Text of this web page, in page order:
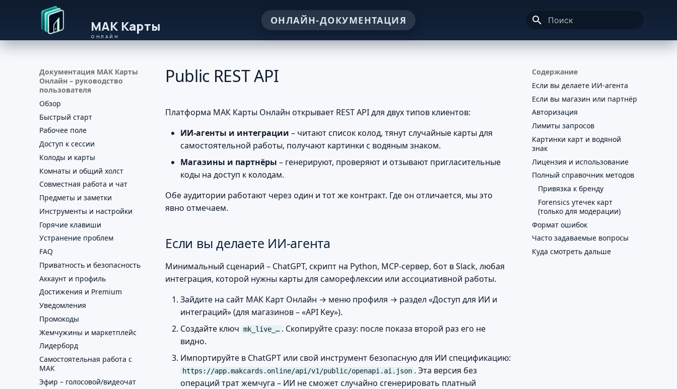
Инициализация поиска
Документация МАК Карты
Онлайн – руководство
пользователя
Обзор
Быстрый старт
Рабочее поле
Доступ к сессии
Колоды и карты
Комнаты и общий холст
Совместная работа и чат
Предметы и заметки
Инструменты и настройки
Горячие клавиши
Устранение проблем
FAQ
Приватность и безопасность
Аккаунт и профиль
Достижения и Premium
Уведомления
Промокоды
Жемчужины и маркетплейс
Лидерборд
Самостоятельная работа с
МАК
Эфир – голосовой/видеочат
Содержание
Если вы делаете ИИ-агента
Если вы магазин или партнёр
Авторизация
Лимиты запросов
Картинки карт и водяной
знак
Лицензия и использование
Полный справочник методов
Привязка к бренду
Forensics утечек карт
(только для модерации)
Формат ошибок
Часто задаваемые вопросы
Куда смотреть дальше
Public REST API
Платформа МАК Карты Онлайн открывает REST API для двух типов клиентов:
ИИ-агенты и интеграции – читают список колод, тянут случайные карты для
самостоятельной работы, получают картинки с водяным знаком.
Магазины и партнёры – генерируют, проверяют и отзывают пригласительные
коды на доступ к колодам.
Обе аудитории работают через один и тот же контракт. Где он отличается, мы это
явно отмечаем.
Если вы делаете ИИ-агента
Минимальный сценарий – ChatGPT, скрипт на Python, MCP-сервер, бот в Slack, любая
интеграция, которой нужны карты для саморефлексии или ассоциативной работы.
Зайдите на сайт МАК Карт Онлайн → меню профиля → раздел «Доступ для ИИ и
интеграций» (для магазинов – «API Key»).
Создайте ключ mk_live_… . Скопируйте сразу: после показа второй раз его не
видно.
Импортируйте в ChatGPT или свой инструмент безопасную для ИИ спецификацию:
https://app.makcards.online/api/v1/public/openapi.ai.json . Эта версия без
операций трат жемчуга – ИИ не сможет случайно сгенерировать платный